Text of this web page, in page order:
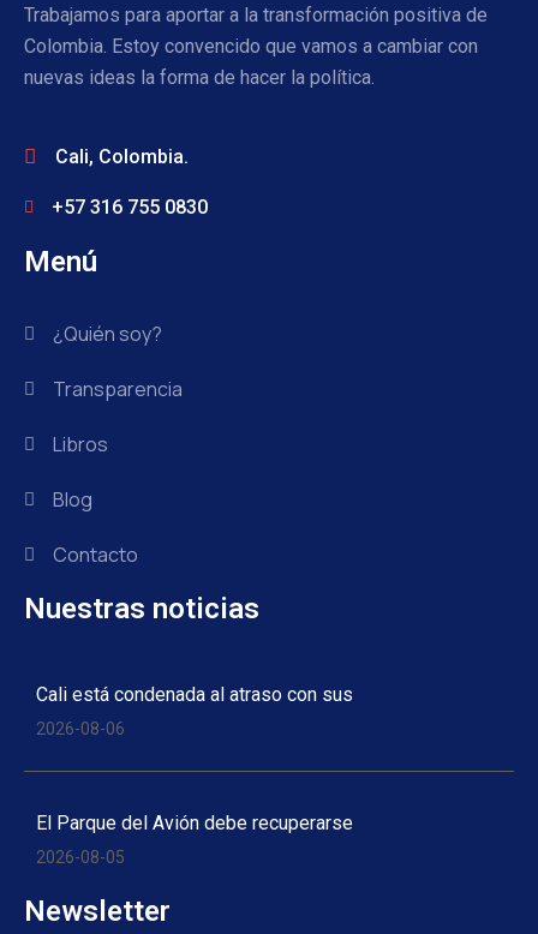
Trabajamos para aportar a la transformación positiva de
Colombia. Estoy convencido que vamos a cambiar con
nuevas ideas la forma de hacer la política.
Cali, Colombia.
+57 316 755 0830
Menú
¿Quién soy?
Transparencia
Libros
Blog
Contacto
Nuestras noticias
Cali está condenada al atraso con sus
2026-08-06
El Parque del Avión debe recuperarse
2026-08-05
Newsletter